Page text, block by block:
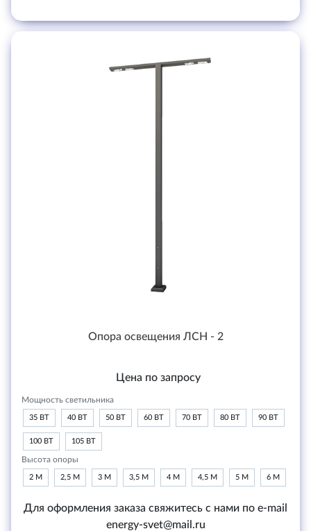
Опора освещения ЛСН - 2
Цена по запросу
Мощность светильника
35 ВТ 40 ВТ 50 ВТ 60 ВТ 70 ВТ 80 ВТ 90 ВТ
100 ВТ 105 ВТ
Высота опоры
2 М 2,5 М 3 М 3,5 М 4 М 4,5 М 5 М 6 М
Для оформления заказа свяжитесь с нами по e-mail
energy-svet@mail.ru